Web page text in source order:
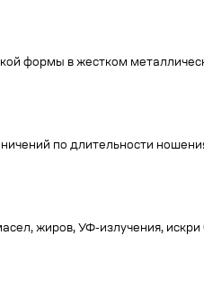
формы в жестком
по длительности
жиров, УФ-излучения,